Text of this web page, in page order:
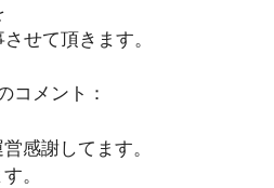
せて頂きます。
コメント：
感謝してます。
す。